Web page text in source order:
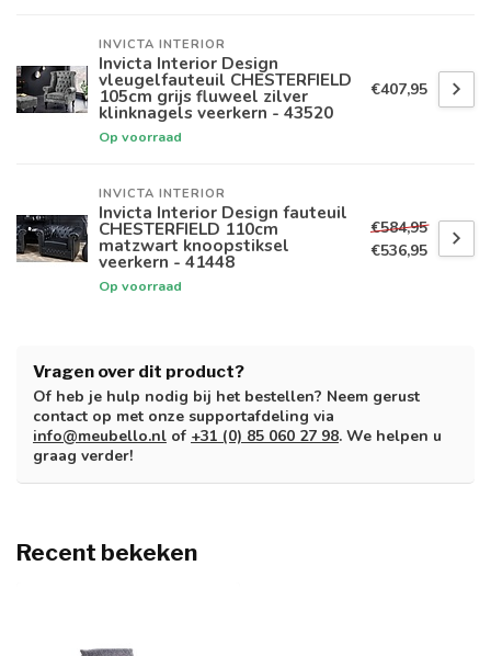
INVICTA INTERIOR
Invicta Interior Design
vleugelfauteuil CHESTERFIELD
105cm grijs fluweel zilver
klinknagels veerkern - 43520
Op voorraad
€407,95
INVICTA INTERIOR
Invicta Interior Design fauteuil
CHESTERFIELD 110cm
matzwart knoopstiksel
veerkern - 41448
Op voorraad
€584,95
€536,95
Vragen over dit product?
Of heb je hulp nodig bij het bestellen? Neem gerust
contact op met onze supportafdeling via
info@meubello.nl of +31 (0) 85 060 27 98. We helpen u
graag verder!
Recent bekeken